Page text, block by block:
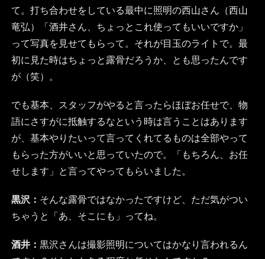
て。打ち合わせをしている最中に照明の西山さん（西山
竜弘）「酒井さん、ちょっとこれ使ってもいいですか」
って写真を見せてもらって。それが目玉のライトで。最
初に見た時はちょっと露骨だろうか、とも思ったんです
が（笑）。
でも基本、スタッフがやると言ったらほぼお任せで、物
語にさすがに抵触するなという時は言うことはあります
が、基本やりたいって言ってくれてるものは全部やって
もらった方がいいと思っていたので。「もちろん、お任
せします」と言ってやってもらいました。
黒沢： そんな露骨ではなかったですけど、ただ気がつい
ちゃうと「あ、そこにも」ってね。
酒井： 黒沢さんは撮影照明についてはかなり言われるん